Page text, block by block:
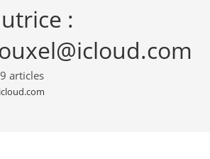
:
articles